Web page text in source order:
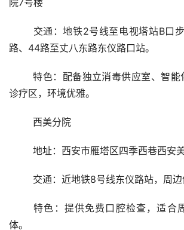
院7号楼
路、44路至丈八东路东仪路口站。
	特色：配备独立消毒供应室、智能化诊疗中心及儿童
诊疗区，环境优雅。
	西美分院
地址：西安市雁塔区四季西巷西安
交通：近地铁8号线东仪路站，周边
	特色：提供免费口腔检查，适合周边居民及学生群
体。